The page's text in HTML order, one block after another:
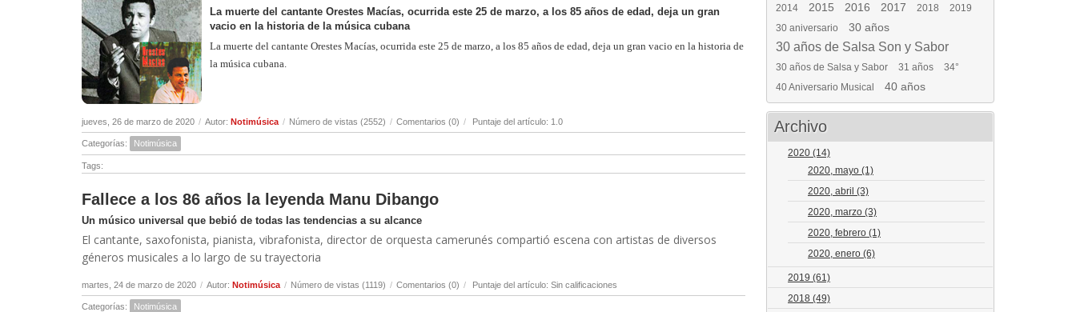
La muerte del cantante Orestes Macías, ocurrida este 25 de marzo, a los 85 años de edad, deja un gran
vacio en la historia de la música cubana
La muerte del cantante Orestes Macías, ocurrida este 25 de marzo, a los 85 años de edad, deja un gran vacio en la historia de
la música cubana.
jueves, 26 de marzo de 2020 / Autor: Notimúsica / Número de vistas (2552) / Comentarios (0) / Puntaje del artículo: 1.0
Categorías: Notimúsica
Tags:
Fallece a los 86 años la leyenda Manu Dibango
Un músico universal que bebió de todas las tendencias a su alcance
El cantante, saxofonista, pianista, vibrafonista, director de orquesta camerunés compartió escena con artistas de diversos
géneros musicales a lo largo de su trayectoria
martes, 24 de marzo de 2020 / Autor: Notimúsica / Número de vistas (1119) / Comentarios (0) / Puntaje del artículo: Sin calificaciones
Categorías: Notimúsica
2014
2015 2016 2017 2018
2019
30 aniversario
30 años
30 años de Salsa Son y Sabor
30 años de Salsa y Sabor 31 años
34°
40 Aniversario Musical
40 años
Archivo
2020 (14)
2020, mayo (1)
2020, abril (3)
2020, marzo (3)
2020, febrero (1)
2020, enero (6)
2019 (61)
2018 (49)